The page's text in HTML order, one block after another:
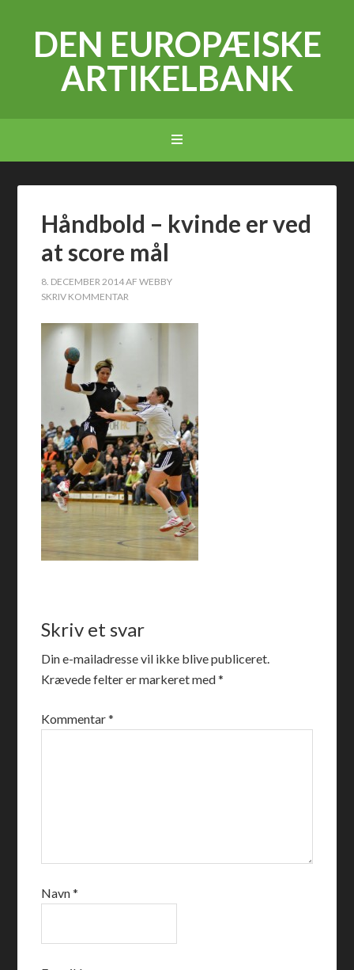
DEN EUROPÆISKE
ARTIKELBANK
Håndbold – kvinde er ved
at score mål
8. DECEMBER 2014AFWEBBY
SKRIV KOMMENTAR
Skriv et svar
Din e-mailadresse vil ikke blive publiceret.
Krævede felter er markeret med*
Kommentar*
Navn*